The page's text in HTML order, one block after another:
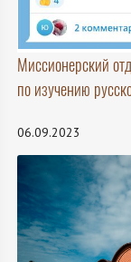
Миссионерский
по изучению
06.09.2023